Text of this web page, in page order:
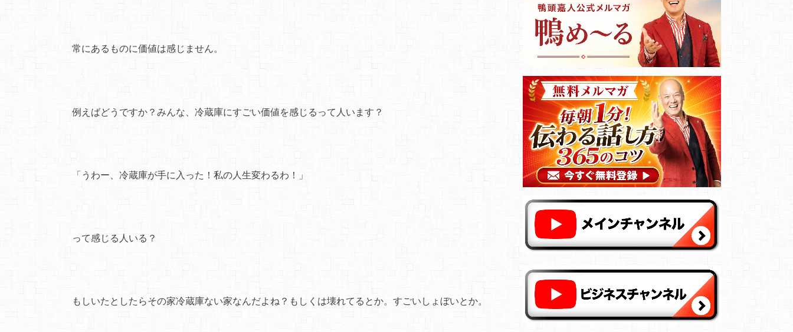
常にあるものに価値は感じません。
例えばどうですか？みんな、冷蔵庫にすごい価値を感じるって人います？
「うわー、冷蔵庫が手に入った！私の人生変わるわ！」
って感じる人いる？
もしいたとしたらその家冷蔵庫ない家なんだよね？もしくは壊れてるとか。すごいしょぼいとか。